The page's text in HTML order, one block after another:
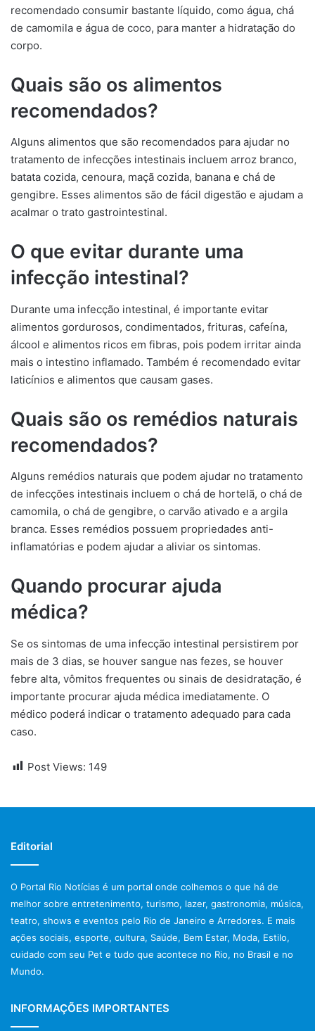
recomendado consumir bastante líquido, como água, chá
de camomila e água de coco, para manter a hidratação do
corpo.
Quais são os alimentos
recomendados?
Alguns alimentos que são recomendados para ajudar no
tratamento de infecções intestinais incluem arroz branco,
batata cozida, cenoura, maçã cozida, banana e chá de
gengibre. Esses alimentos são de fácil digestão e ajudam a
acalmar o trato gastrointestinal.
O que evitar durante uma
infecção intestinal?
Durante uma infecção intestinal, é importante evitar
alimentos gordurosos, condimentados, frituras, cafeína,
álcool e alimentos ricos em fibras, pois podem irritar ainda
mais o intestino inflamado. Também é recomendado evitar
laticínios e alimentos que causam gases.
Quais são os remédios naturais
recomendados?
Alguns remédios naturais que podem ajudar no tratamento
de infecções intestinais incluem o chá de hortelã, o chá de
camomila, o chá de gengibre, o carvão ativado e a argila
branca. Esses remédios possuem propriedades anti-
inflamatórias e podem ajudar a aliviar os sintomas.
Quando procurar ajuda
médica?
Se os sintomas de uma infecção intestinal persistirem por
mais de 3 dias, se houver sangue nas fezes, se houver
febre alta, vômitos frequentes ou sinais de desidratação, é
importante procurar ajuda médica imediatamente. O
médico poderá indicar o tratamento adequado para cada
caso.
Post Views: 149
Editorial
O Portal Rio Notícias é um portal onde colhemos o que há de
melhor sobre entretenimento, turismo, lazer, gastronomia, música,
teatro, shows e eventos pelo Rio de Janeiro e Arredores. E mais
ações sociais, esporte, cultura, Saúde, Bem Estar, Moda, Estilo,
cuidado com seu Pet e tudo que acontece no Rio, no Brasil e no
Mundo.
INFORMAÇÕES IMPORTANTES